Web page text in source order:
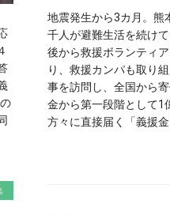
地震発生から3カ月。熊
千人が避難生活を続け
後から救援ボランティ
り、救援カンパも取り
事を訪問し、全国から
金から第一段階として1
方々に直接届く「義援金